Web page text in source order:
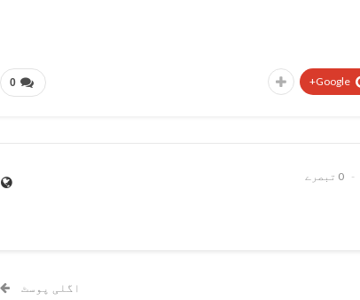
0 Google+
0 تبصرے
اگلی پوسٹ